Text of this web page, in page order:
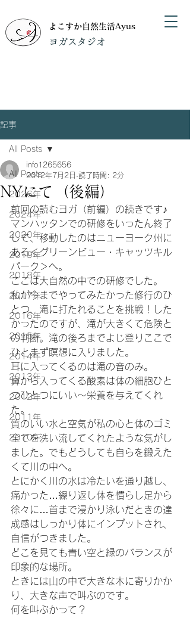
よこすか自然生活Ayus
​ヨガスタジオ
記事
All Posts
2026年
2024年
2020年
2019年
2018年
2017年
2016年
2015年
2014年
2013年
2012年
2011年
2010年
All Posts
NYにて（後編）
info1265656
2012年7月2日 読了時間: 2分
前回の読むヨガ（前編）の続きです♪
マンハッタンでの研修をいったん終了
して、移動したのはニューヨーク州に
ある＜グリーンビュー・キャッツキル
パーク＞へ。
ここは大自然の中での研修でした。
私が今までやってみたかった修行のひ
とつ、滝に打たれることを挑戦！した
かったのですが、滝が大きくて危険と
の判断。滝の後ろまでよじ登りここで
ひとまず瞑想に入りました。
耳に入ってくるのは滝の音のみ。
鼻から入ってくる酸素は体の細胞ひと
つひとつにいい～栄養を与えてくれ
た。
質のいい水と空気が私の心と体のゴミ
全てを洗い流してくれたような気がし
ました。でもどうしても自らを鍛えた
くて川の中へ。
とにかく川の水は冷たいを通り越し、
痛かった…繰り返し体を慣らし足から
徐々に…首まで浸かり泳いだときの達
成感はしっかり体にインプットされ、
自信がつきました。
どこを見ても青い空と緑のバランスが
印象的な場所。
ときには山の中で大きな木に寄りかか
り、大きな声で叫ぶのです。
何を叫ぶかって？